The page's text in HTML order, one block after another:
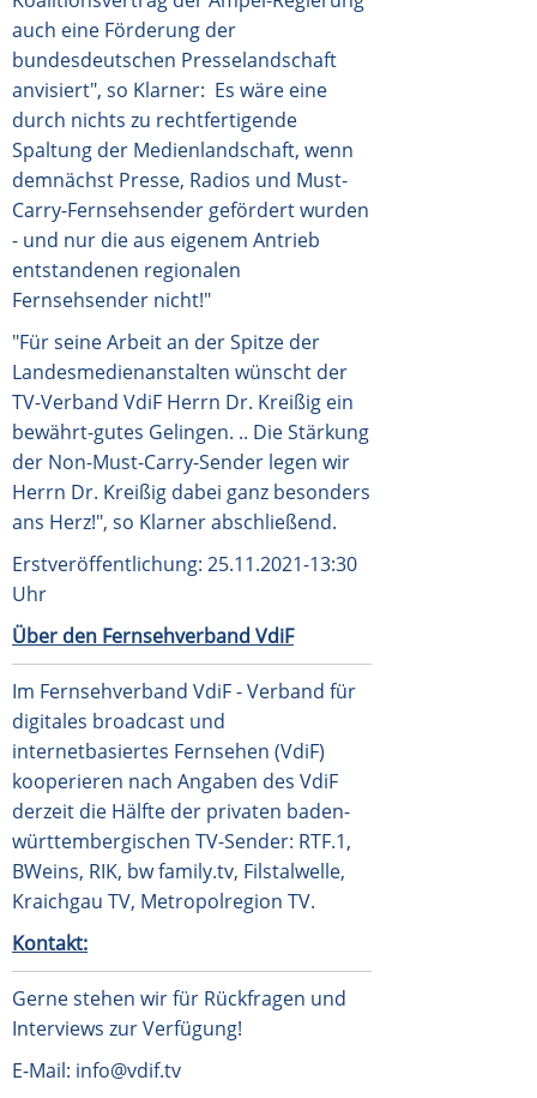
auch eine Förderung der
bundesdeutschen Presselandschaft
anvisiert", so Klarner: Es wäre eine
durch nichts zu rechtfertigende
Spaltung der Medienlandschaft, wenn
demnächst Presse, Radios und Must-
Carry-Fernsehsender gefördert wurden
- und nur die aus eigenem Antrieb
entstandenen regionalen
Fernsehsender nicht!"
"Für seine Arbeit an der Spitze der
Landesmedienanstalten wünscht der
TV-Verband VdiF Herrn Dr. Kreißig ein
bewährt-gutes Gelingen. .. Die Stärkung
der Non-Must-Carry-Sender legen wir
Herrn Dr. Kreißig dabei ganz besonders
ans Herz!", so Klarner abschließend.
Erstveröffentlichung: 25.11.2021-13:30
Uhr
Über den Fernsehverband VdiF
Im Fernsehverband VdiF - Verband für
digitales broadcast und
internetbasiertes Fernsehen (VdiF)
kooperieren nach Angaben des VdiF
derzeit die Hälfte der privaten baden-
württembergischen TV-Sender: RTF.1,
BWeins, RIK, bw family.tv, Filstalwelle,
Kraichgau TV, Metropolregion TV.
Kontakt:
Gerne stehen wir für Rückfragen und
Interviews zur Verfügung!
E-Mail: info@vdif.tv